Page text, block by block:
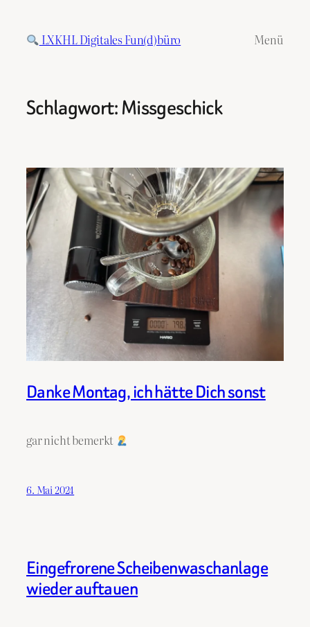
Inhalt
springen
LXKHL Digitales Fun(d)büro Menü
Schlagwort:Missgeschick
Danke Montag, ich hätte Dich sonst
gar nicht bemerkt
6. Mai 2024
Eingefrorene Scheibenwaschanlage
wieder auftauen